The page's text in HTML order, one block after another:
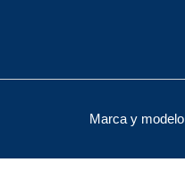
Marca y modelo